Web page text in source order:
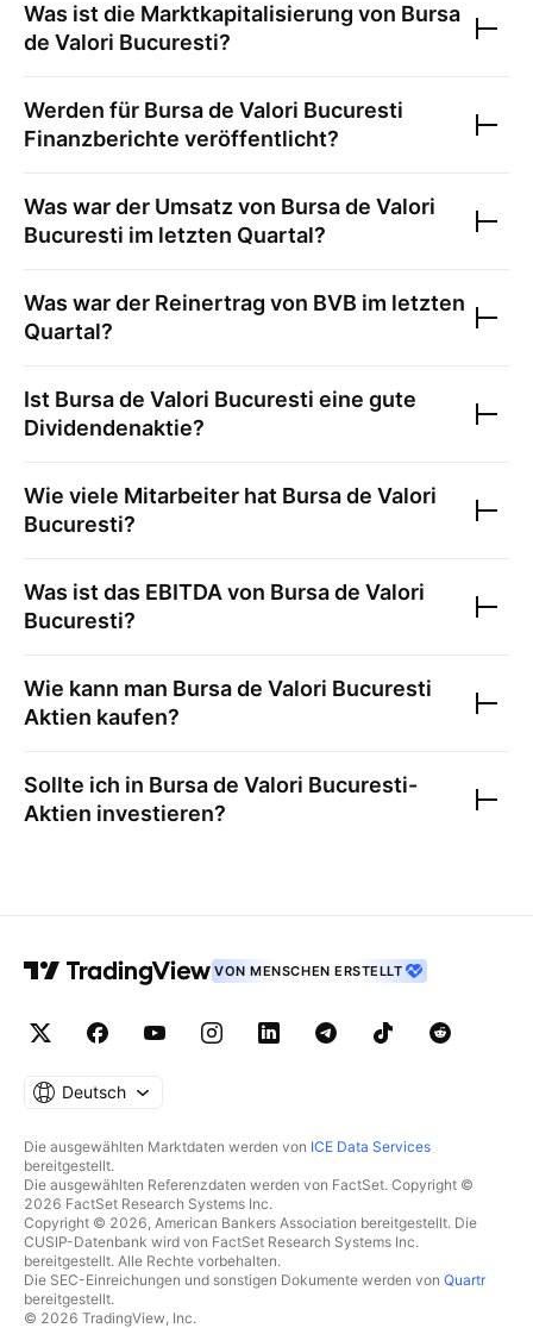
Was ist die Marktkapitalisierung von Bursa
de Valori Bucuresti?
Werden für Bursa de Valori Bucuresti
Finanzberichte veröffentlicht?
Was war der Umsatz von Bursa de Valori
Bucuresti im letzten Quartal?
Was war der Reinertrag von BVB im letzten
Quartal?
Ist Bursa de Valori Bucuresti eine gute
Dividendenaktie?
Wie viele Mitarbeiter hat Bursa de Valori
Bucuresti?
Was ist das EBITDA von Bursa de Valori
Bucuresti?
Wie kann man Bursa de Valori Bucuresti
Aktien kaufen?
Sollte ich in Bursa de Valori Bucuresti-
Aktien investieren?
VON MENSCHEN ERSTELLT
Deutsch
Die ausgewählten Marktdaten werden von ICE Data Services
bereitgestellt.
Die ausgewählten Referenzdaten werden von FactSet. Copyright ©
2026 FactSet Research Systems Inc.
Copyright © 2026, American Bankers Association bereitgestellt. Die
CUSIP-Datenbank wird von FactSet Research Systems Inc.
bereitgestellt. Alle Rechte vorbehalten.
Die SEC-Einreichungen und sonstigen Dokumente werden von Quartr
bereitgestellt.
© 2026 TradingView, Inc.